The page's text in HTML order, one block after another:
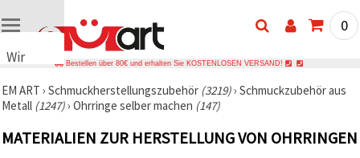
Wir
Cookies
🍪 Wir
Cookies
0
Bestellen über 80€ und erhalten Sie KOSTENLOSEN VERSAND!
EM ART › Schmuckherstellungszubehör (3219)› Schmuckzubehör aus
Metall (1247)› Ohrringe selber machen (147)
MATERIALIEN ZUR HERSTELLUNG VON OHRRINGEN